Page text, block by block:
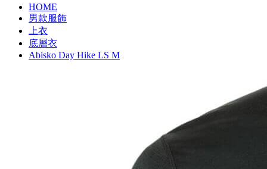
HOME
男款服飾
上衣
底層衣
Abisko Day Hike LS M